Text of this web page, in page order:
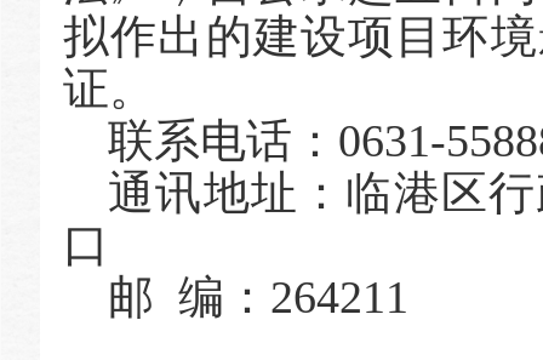
拟作出的建设项目环
证。
联系电话：0631-
通讯地址：临港区
口
邮 编：264211